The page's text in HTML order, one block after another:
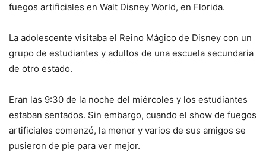
fuegos artificiales en Walt Disney World, en Florida.
La adolescente visitaba el Reino Mágico de Disney con un
grupo de estudiantes y adultos de una escuela secundaria
de otro estado.
Eran las 9:30 de la noche del miércoles y los estudiantes
estaban sentados. Sin embargo, cuando el show de fuegos
artificiales comenzó, la menor y varios de sus amigos se
pusieron de pie para ver mejor.